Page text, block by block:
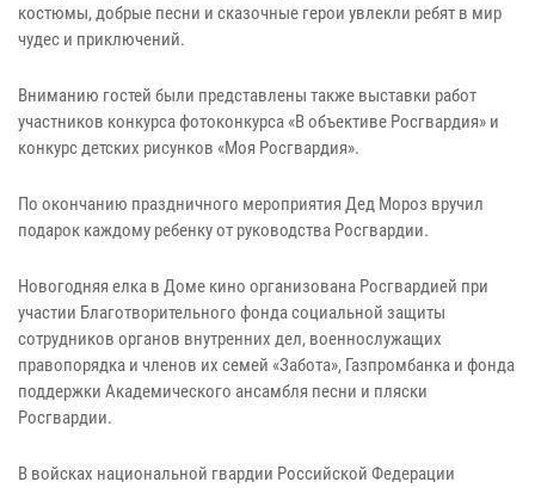
костюмы, добрые песни и сказочные герои увлекли ребят в мир
чудес и приключений.
Вниманию гостей были представлены также выставки работ
участников конкурса фотоконкурса «В объективе Росгвардия» и
конкурс детских рисунков «Моя Росгвардия».
По окончанию праздничного мероприятия Дед Мороз вручил
подарок каждому ребенку от руководства Росгвардии.
Новогодняя елка в Доме кино организована Росгвардией при
участии Благотворительного фонда социальной защиты
сотрудников органов внутренних дел, военнослужащих
правопорядка и членов их семей «Забота», Газпромбанка и фонда
поддержки Академического ансамбля песни и пляски
Росгвардии.
В войсках национальной гвардии Российской Федерации